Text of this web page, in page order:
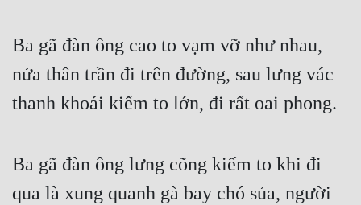
Xuyên Thư
Điền Văn
Đô Thị
Đông Phương Huyền Huyễn
Ba gã đàn ông cao to vạm vỡ như nhau,
nửa thân trần đi trên đường, sau lưng vác
thanh khoái kiếm to lớn, đi rất oai phong.
Ba gã đàn ông lưng cõng kiếm to khi đi
qua là xung quanh gà bay chó sủa, người